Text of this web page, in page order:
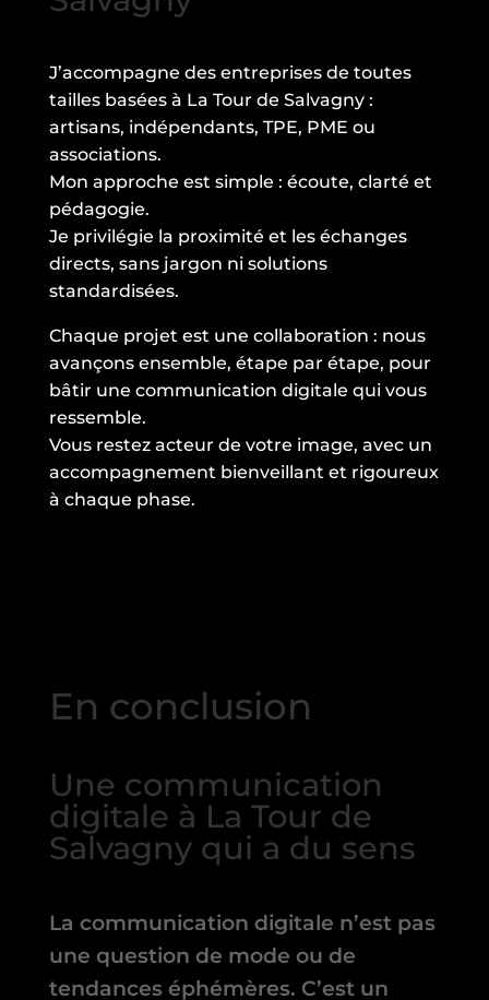
J’accompagne des entreprises de toutes
tailles basées à La Tour de Salvagny :
artisans, indépendants, TPE, PME ou
associations.
Mon approche est simple : écoute, clarté et
pédagogie.
Je privilégie la proximité et les échanges
directs, sans jargon ni solutions
standardisées.
Chaque projet est une collaboration : nous
avançons ensemble, étape par étape, pour
bâtir une communication digitale qui vous
ressemble.
Vous restez acteur de votre image, avec un
accompagnement bienveillant et rigoureux
à chaque phase.
En conclusion
Une communication
digitale à La Tour de
Salvagny qui a du sens
La communication digitale n’est pas
une question de mode ou de
tendances éphémères. C’est un